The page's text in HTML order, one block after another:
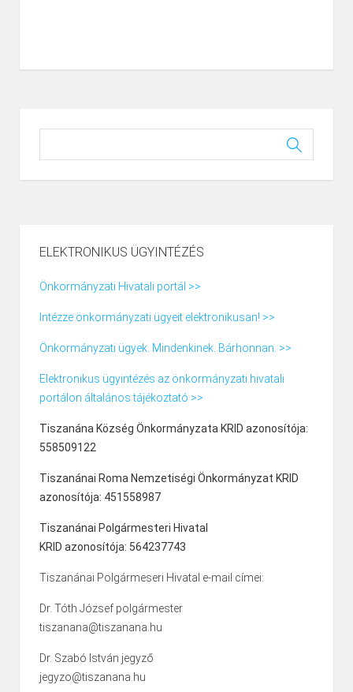
ELEKTRONIKUS ÜGYINTÉZÉS
Önkormányzati Hivatali portál >>
Intézze önkormányzati ügyeit elektronikusan! >>
Önkormányzati ügyek. Mindenkinek. Bárhonnan. >>
Elektronikus ügyintézés az önkormányzati hivatali
portálon általános tájékoztató >>
Tiszanána Község Önkormányzata KRID azonosítója:
558509122
Tiszanánai Roma Nemzetiségi Önkormányzat KRID
azonosítója: 451558987
Tiszanánai Polgármesteri Hivatal
KRID azonosítója: 564237743
Tiszanánai Polgármeseri Hivatal e-mail címei:
Dr. Tóth József polgármester
tiszanana@tiszanana.hu
Dr. Szabó István jegyző
jegyzo@tiszanana.hu